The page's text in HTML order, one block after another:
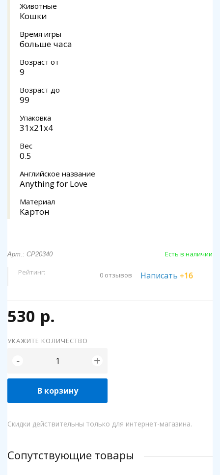
Животные
Кошки
Время игры
больше часа
Возраст от
9
Возраст до
99
Упаковка
31x21x4
Вес
0.5
Английское название
Anything for Love
Материал
Картон
Арт.: CP20340 Есть в наличии
Рейтинг: 0 отзывов Написать +16
530 р.
УКАЖИТЕ КОЛИЧЕСТВО
- +
В корзину
Скидки действительны только для интернет-магазина.
Сопутствующие товары